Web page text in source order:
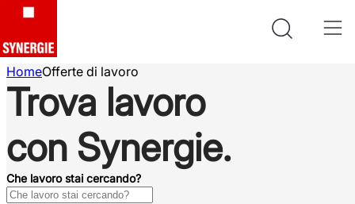
HomeOfferte di lavoro
Trova lavoro
con Synergie.
Che lavoro stai cercando?